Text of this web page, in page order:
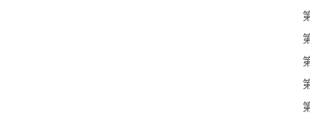
第
第
第
第
第